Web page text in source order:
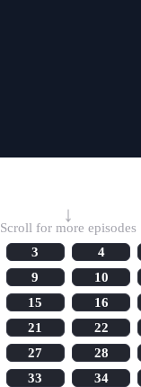
↓
Scroll for more episodes
3 4
9 10
15 16
21 22
27 28
33 34